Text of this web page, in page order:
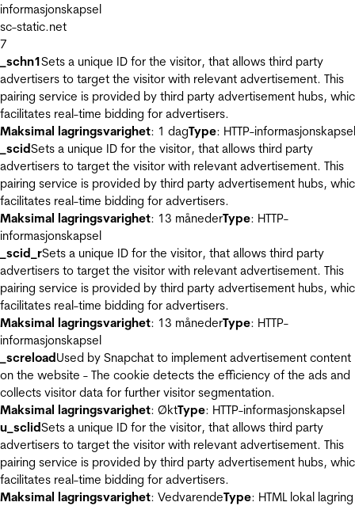
informasjonskapsel
sc-static.net
7
_schn1Sets a unique ID for the visitor, that allows third party
advertisers to target the visitor with relevant advertisement. This
pairing service is provided by third party advertisement hubs,
facilitates real-time bidding for advertisers.
Maksimal lagringsvarighet: 1 dagType: HTTP-informasjonskapsel
_scidSets a unique ID for the visitor, that allows third party
advertisers to target the visitor with relevant advertisement. This
pairing service is provided by third party advertisement hubs,
facilitates real-time bidding for advertisers.
Maksimal lagringsvarighet: 13 månederType: HTTP-
informasjonskapsel
_scid_rSets a unique ID for the visitor, that allows third party
advertisers to target the visitor with relevant advertisement. This
pairing service is provided by third party advertisement hubs,
facilitates real-time bidding for advertisers.
Maksimal lagringsvarighet: 13 månederType: HTTP-
informasjonskapsel
_screloadUsed by Snapchat to implement advertisement content
on the website - The cookie detects the efficiency of the ads and
collects visitor data for further visitor segmentation.
Maksimal lagringsvarighet: ØktType: HTTP-informasjonskapsel
u_sclidSets a unique ID for the visitor, that allows third party
advertisers to target the visitor with relevant advertisement. This
pairing service is provided by third party advertisement hubs,
facilitates real-time bidding for advertisers.
Maksimal lagringsvarighet: VedvarendeType: HTML lokal lagring